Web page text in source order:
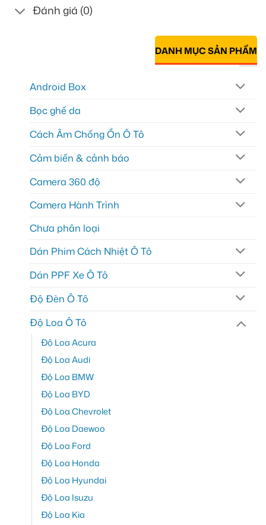
Đánh giá (0)
DANH MỤC SẢN PHẨM
Android Box
Bọc ghế da
Cách Âm Chống Ồn Ô Tô
Cảm biến & cảnh báo
Camera 360 độ
Camera Hành Trình
Chưa phân loại
Dán Phim Cách Nhiệt Ô Tô
Dán PPF Xe Ô Tô
Độ Đèn Ô Tô
Độ Loa Ô Tô
Độ Loa Acura
Độ Loa Audi
Độ Loa BMW
Độ Loa BYD
Độ Loa Chevrolet
Độ Loa Daewoo
Độ Loa Ford
Độ Loa Honda
Độ Loa Hyundai
Độ Loa Isuzu
Độ Loa Kia